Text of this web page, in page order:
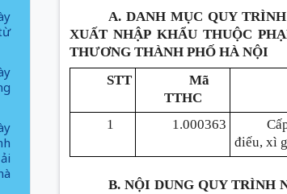
A. DANH MỤC QUY
XUẤT NHẬP KHẨU THUỘC
THƯƠNG THÀNH PHỐ HÀ NỘI
STT
Mã
TTHC
1 1.000363
điếu, xì
B. NỘI DUNG QUY TRÌNH